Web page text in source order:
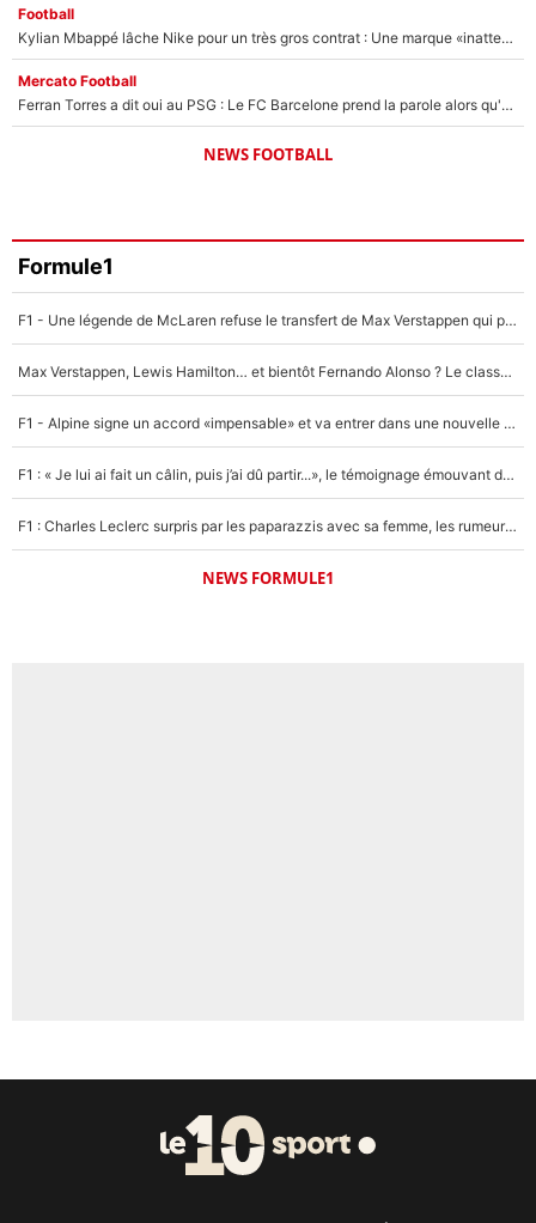
Football
Kylian Mbappé lâche Nike pour un très gros contrat : Une marque «inattendue» va frapper très fort
Mercato Football
Ferran Torres a dit oui au PSG : Le FC Barcelone prend la parole alors qu'un transfert de l'attaquant espagnol prend forme
NEWS FOOTBALL
Formule1
F1 - Une légende de McLaren refuse le transfert de Max Verstappen qui pourrait «faire des vagues» et plomber l'ambiance dans l'équipe
Max Verstappen, Lewis Hamilton… et bientôt Fernando Alonso ? Le classement des pilotes les mieux payés en Formule 1 risque de changer !
F1 - Alpine signe un accord «impensable» et va entrer dans une nouvelle dimension : Grande nouvelle pour Pierre Gasly !
F1 : « Je lui ai fait un câlin, puis j’ai dû partir...», le témoignage émouvant de Max Verstappen sur sa fille
F1 : Charles Leclerc surpris par les paparazzis avec sa femme, les rumeurs étaient vraies !
NEWS FORMULE1